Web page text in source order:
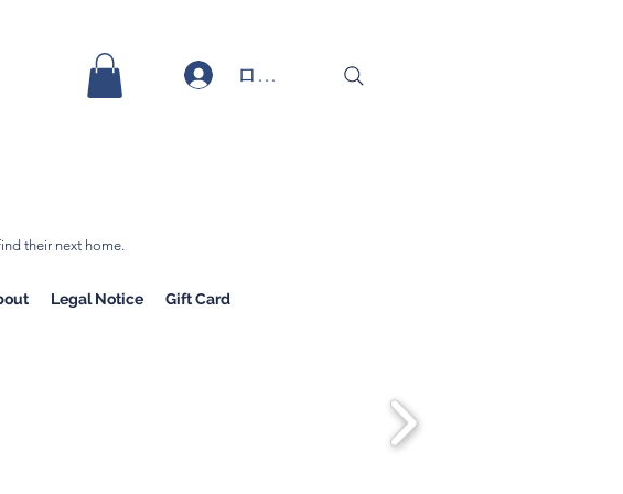
ログイン
their next home.
Legal Notice Gift Card